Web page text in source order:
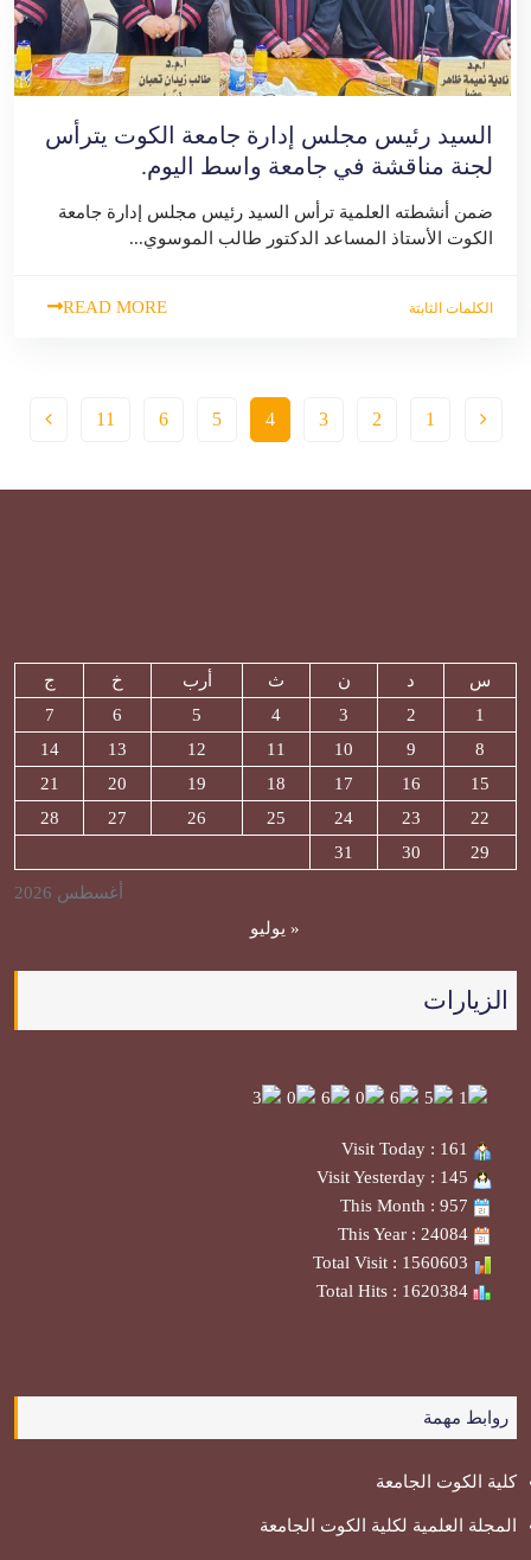
السيد رئيس مجلس إدارة جامعة الكوت يترأس
لجنة مناقشة في جامعة واسط اليوم.
ضمن أنشطته العلمية ترأس السيد رئيس مجلس إدارة جامعة
الكوت الأستاذ المساعد الدكتور طالب الموسوي...
الكلمات الثابتة READ MORE
1
2
3
4
5
6
11
أغسطس 2026
س د ن ث أرب خ
ج
1
2
3
4
5
6
7
8
9
10
11
12
13
14
15
16
17
18
19
20
21
22
23
24
25
26
27
28
29
30
31
« يوليو
الزيارات
روابط مهمة
كلية الكوت الجامعة
المجلة العلمية لكلية الكوت الجامعة